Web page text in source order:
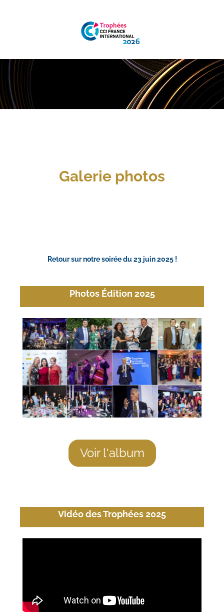
Galerie photos
Retour sur notre soirée du 23 juin 2025 !
Photos Édition 2025
Voir l'album
Vidéo des Trophées 2025